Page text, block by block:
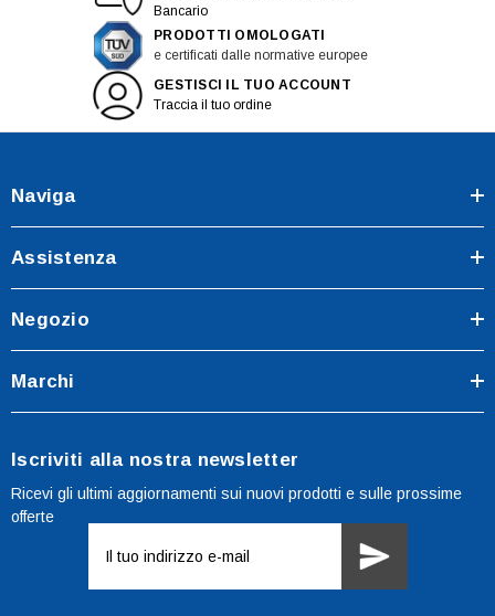
Bancario
PRODOTTI OMOLOGATI
e certificati dalle normative europee
GESTISCI IL TUO ACCOUNT
Traccia il tuo ordine
Naviga
Assistenza
Negozio
Marchi
Iscriviti alla nostra newsletter
Ricevi gli ultimi aggiornamenti sui nuovi prodotti e sulle prossime
offerte
mail